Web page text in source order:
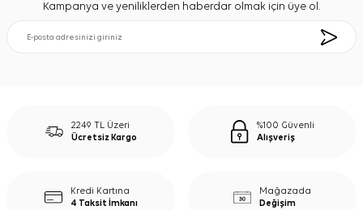
Kampanya ve yeniliklerden haberdar olmak için üye ol.
2249 TL Üzeri
Ücretsiz Kargo
%100 Güvenli
Alışveriş
Kredi Kartına
4 Taksit İmkanı
Mağazada
Değişim